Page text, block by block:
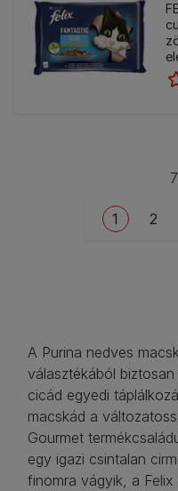
Current
1 Oldal
2
A Purina nedves
választékából
cicád egyedi
macskád a
Gourmet
egy igazi csintalan
finomra vágyik, a